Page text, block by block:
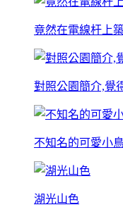
竟然在電線杆上
對照公園簡介,覺
不知名的可愛小
湖光山色